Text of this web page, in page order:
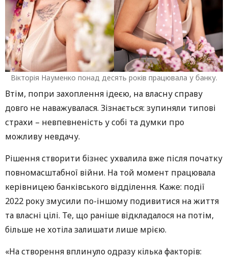
Вікторія Науменко понад десять років працювала у банку.
Втім, попри захоплення ідеєю, на власну справу
довго не наважувалася. Зізнається: зупиняли типові
страхи – невпевненість у собі та думки про
можливу невдачу.
Рішення створити бізнес ухвалила вже після початку
повномасштабної війни. На той момент працювала
керівницею банківського відділення. Каже: події
2022 року змусили по-іншому подивитися на життя
та власні цілі. Те, що раніше відкладалося на потім,
більше не хотіла залишати лише мрією.
«На створення вплинуло одразу кілька факторів: